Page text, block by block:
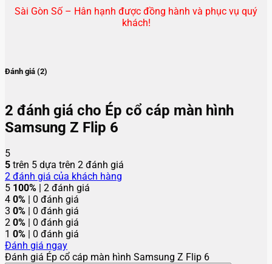
Sài Gòn Số – Hân hạnh được đồng hành và phục vụ quý
khách!
Đánh giá (2)
2 đánh giá cho Ép cổ cáp màn hình
Samsung Z Flip 6
5
5 trên 5 dựa trên 2 đánh giá
2 đánh giá của khách hàng
5 100% | 2 đánh giá
4 0% | 0 đánh giá
3 0% | 0 đánh giá
2 0% | 0 đánh giá
1 0% | 0 đánh giá
Đánh giá ngay
Đánh giá Ép cổ cáp màn hình Samsung Z Flip 6